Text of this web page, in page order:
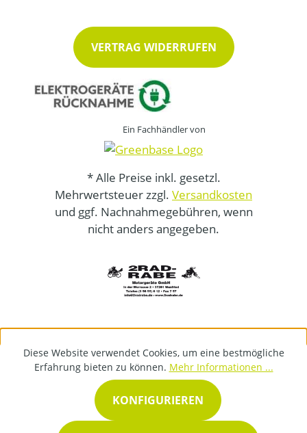
VERTRAG WIDERRUFEN
Ein Fachhändler von
* Alle Preise inkl. gesetzl.
Mehrwertsteuer zzgl. Versandkosten
und ggf. Nachnahmegebühren, wenn
nicht anders angegeben.
Diese Website verwendet Cookies, um eine bestmögliche
Erfahrung bieten zu können. Mehr Informationen ...
KONFIGURIEREN